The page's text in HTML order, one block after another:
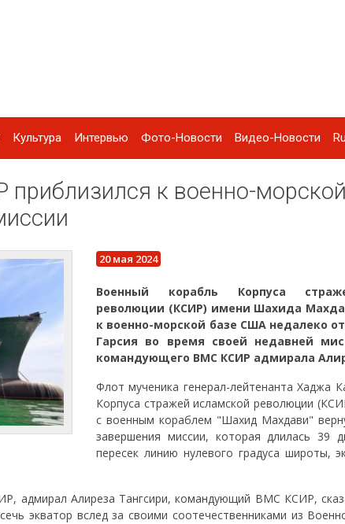
Культура Интервью Фото-Новости Видео-Новости
к военно-
20 мая 2024
Военный корабль Корпуса
революции (КСИР) имени Шахида
к военно-морской базе США недалеко
Гарсия во время своей недавней
командующего ВМС КСИР адмирала
Флот мученика генерал-лейтенанта Хаджа
Корпуса стражей исламской революции
с военным кораблем "Шахид Махдави"
завершения миссии, которая длилась 39
пересек линию нулевого градуса широты,
адмирал Алиреза Тангсири, командующий ВМС КСИР,
экватор вслед за своими соотечественниками из